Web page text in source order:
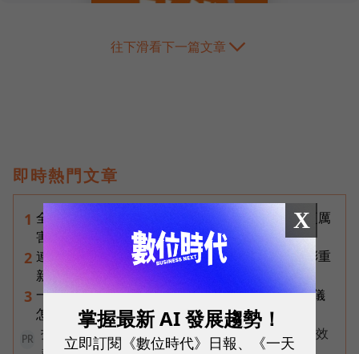
往下滑看下一篇文章
即時熱門文章
1 全台最大全聯首日業績破百萬，蔡篤昌：還會有更厲
害的大型店！為何把餐廳健身房都搬上樓？
2 連黃仁勳都叫年輕人當水電工！程世嘉：智慧通膨重
新定義「有價值的人」到底什麼樣子？
3 一張遺照「開口」說話，中間有8道關卡！翊嘉禮儀
怎麼做出AI告別式，讓逝者最後道別？
PR
打造 AI 行銷飛輪！破解企業行銷「工具越多卻成效
X
掌握最新 AI 發展趨勢！
立即訂閱《數位時代》日報、《一天